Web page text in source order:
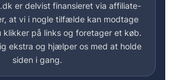
er delvist finansieret via affiliate-
at vi i nogle tilfælde kan modtage
klikker på links og foretager et køb.
ekstra og hjælper os med at holde
siden i gang.